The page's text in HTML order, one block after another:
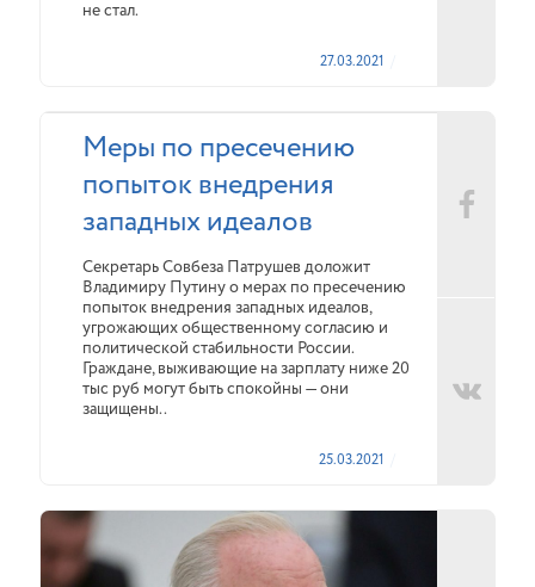
не стал.
27.03.2021
Меры по пресечению
попыток внедрения
западных идеалов
Секретарь Совбеза Патрушев доложит
Владимиру Путину о мерах по пресечению
попыток внедрения западных идеалов,
угрожающих общественному согласию и
политической стабильности России.
Граждане, выживающие на зарплату ниже 20
тыс руб могут быть спокойны — они
защищены..
25.03.2021